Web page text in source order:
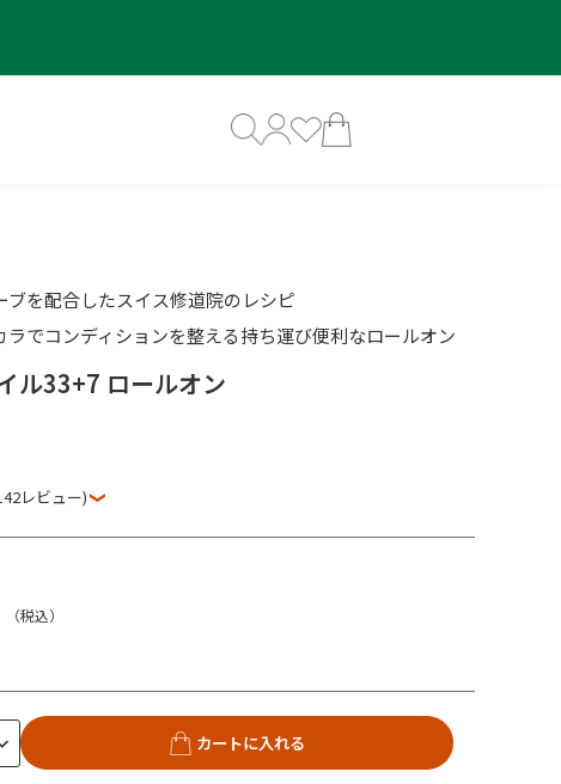
ブを配合したスイス修道院のレシピ
ラでコンディションを整える持ち運び便利なロールオン
ル33+7 ロールオン
レビュー)
（税込）
カートに入れる